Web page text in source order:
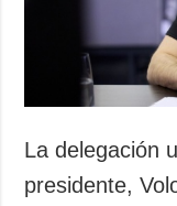
La delegación
presidente,